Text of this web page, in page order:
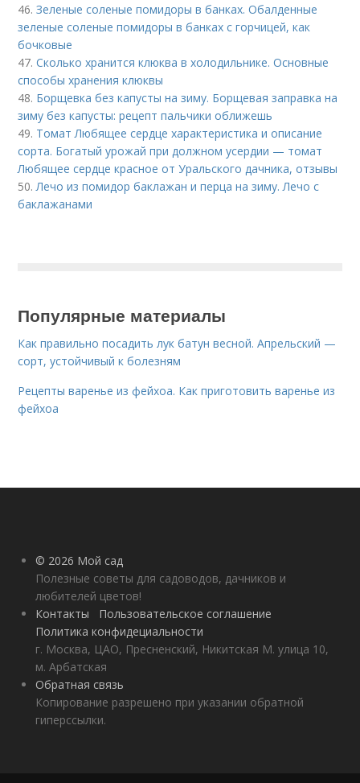
46.Зеленые соленые помидоры в банках. Обалденные
зеленые соленые помидоры в банках с горчицей, как
бочковые
47.Сколько хранится клюква в холодильнике. Основные
способы хранения клюквы
48. Борщевка без капусты на зиму. Борщевая заправка на
зиму без капусты: рецепт пальчики оближешь
49. Томат Любящее сердце характеристика и описание
сорта. Богатый урожай при должном усердии — томат
Любящее сердце красное от Уральского дачника, отзывы
50.Лечо из помидор баклажан и перца на зиму. Лечо с
баклажанами
Популярные материалы
Как правильно посадить лук батун весной. Апрельский —
сорт, устойчивый к болезням
Рецепты варенье из фейхоа. Как приготовить варенье из
фейхоа
© 2026 Мой сад
Полезные советы для садоводов, дачников и
любителей цветов!
Контакты
Пользовательское соглашение
Политика конфидециальности
г. Москва, ЦАО, Пресненский, Никитская М. улица 10,
м. Арбатская
Обратная связь
Копирование разрешено при указании обратной
гиперссылки.